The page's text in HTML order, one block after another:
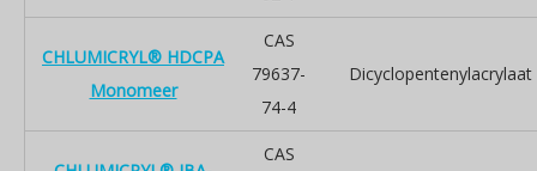
CHLUMICRYL® HDCPA
Monomeer
CAS
79637-
74-4
CAS